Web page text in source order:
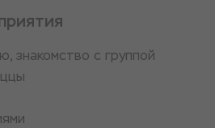
знакомство с группой